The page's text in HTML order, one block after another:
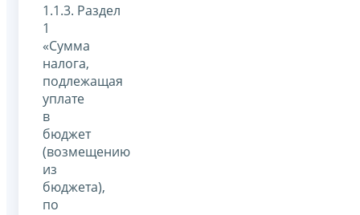
1.1.3. Раздел
1
«Сумма
налога,
подлежащая
уплате
в
бюджет
(возмещению
из
бюджета),
по